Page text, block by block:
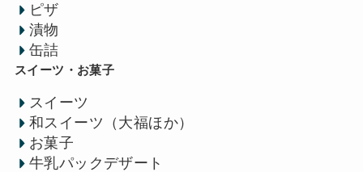
ピザ
漬物
缶詰
スイーツ・お菓子
スイーツ
和スイーツ（大福ほか）
お菓子
牛乳パックデザート